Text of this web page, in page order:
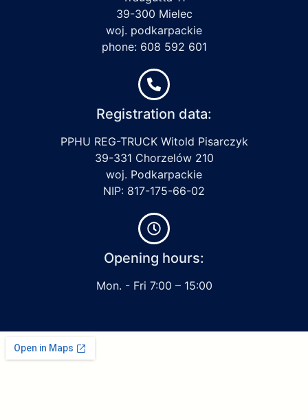
39-300 Mielec
woj. podkarpackie
phone: 608 592 601
Registration data:
PPHU REG-TRUCK Witold Pisarczyk
39-331 Chorzelów 210
woj. Podkarpackie
NIP: 817-175-66-02
Opening hours:
Mon. - Fri 7:00 – 15:00